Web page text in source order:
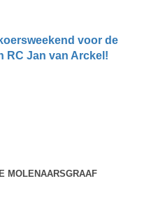
voor de
RC Jan van Arckel!
MOLENAARSGRAAF